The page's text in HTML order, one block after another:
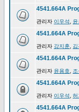
4541.664A
관리자 이우석 윤
4541.664A
관리자 강지훈 김
4541.664A
관리자 윤용호 조
4541.664A
관리자 이우석 허
4541.664A